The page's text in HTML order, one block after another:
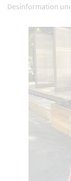
Desinformation